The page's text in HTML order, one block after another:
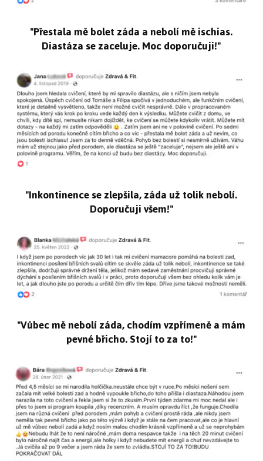
"Přestala mě bolet záda a nebolí mě ischias.
Diastáza se zaceluje. Moc doporučuji!"
"Inkontinence se zlepšila, záda už tolik nebolí.
Doporučuji všem!"
"Vůbec mě nebolí záda, chodím vzpřímeně a mám
pevné břicho. Stojí to za to!"